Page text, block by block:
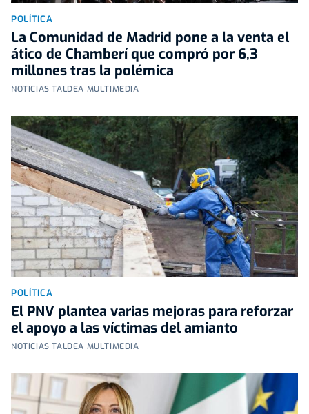
POLÍTICA
La Comunidad de Madrid pone a la venta el
ático de Chamberí que compró por 6,3
millones tras la polémica
NOTICIAS TALDEA MULTIMEDIA
POLÍTICA
El PNV plantea varias mejoras para reforzar
el apoyo a las víctimas del amianto
NOTICIAS TALDEA MULTIMEDIA